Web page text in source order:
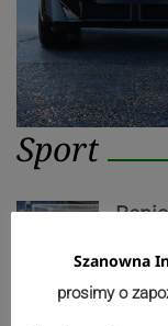
Sport
Szanowna
prosimy o